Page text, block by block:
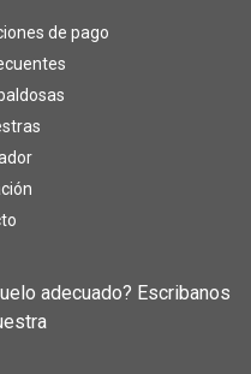
de pago
adecuado? Escribanos